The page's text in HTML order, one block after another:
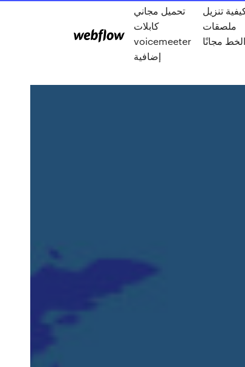
تحميل مجاني
كابلات
voicemeeter
إضافية
تنزيل
ملصقات
الخط مجانًا